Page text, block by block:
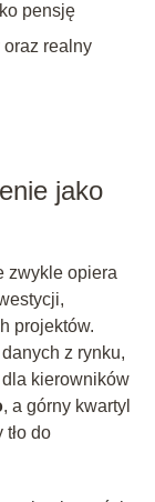
pensję
oraz realny
jako
zwykle opiera
projektów.
z rynku,
dla kierowników
, a górny kwartyl
tło do